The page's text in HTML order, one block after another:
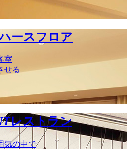
ースフロア
室
せる
レストラン
気の中で